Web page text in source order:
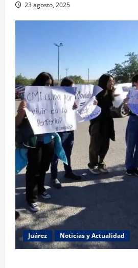
23 agosto, 2025
Juárez Noticias y Actualidad